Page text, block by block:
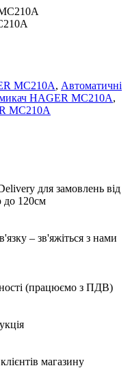
MC210A, Автоматичні
HAGER MC210A,
MC210A
для замовлень від
до 120см
– зв'яжіться з нами
(працюємо з ПДВ)
магазину